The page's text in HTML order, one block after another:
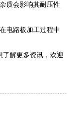
质会影响其耐压性
电路板加工过程中
了解更多资讯，欢迎